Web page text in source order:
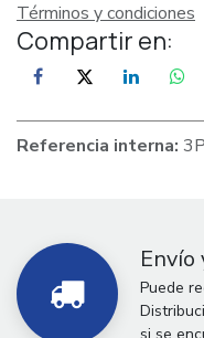
Términos y condiciones
Compartir en:
Referencia interna:
Puede
si se